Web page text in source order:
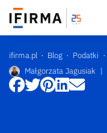
ifirma.pl Blog Podatki
Małgorzata Jagusiak |